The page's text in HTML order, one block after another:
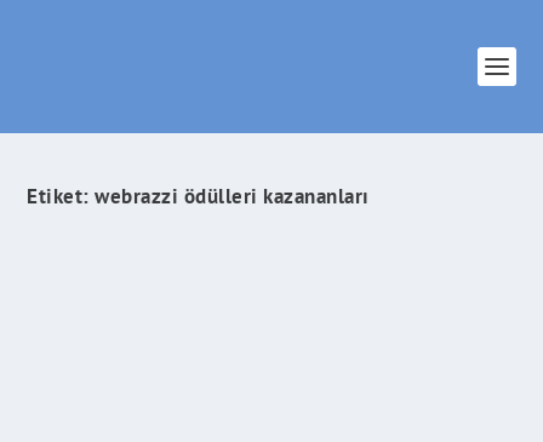
Etiket:webrazzi ödülleri kazananları